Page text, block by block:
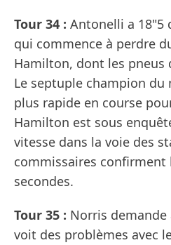
Tour 34 : Antonelli a 18"5
qui commence à perdre
Hamilton, dont les pneus
Le septuple champion
plus rapide en course
Hamilton est sous
vitesse dans la voie des
commissaires confirment
secondes.
Tour 35 : Norris demande
voit des problèmes avec